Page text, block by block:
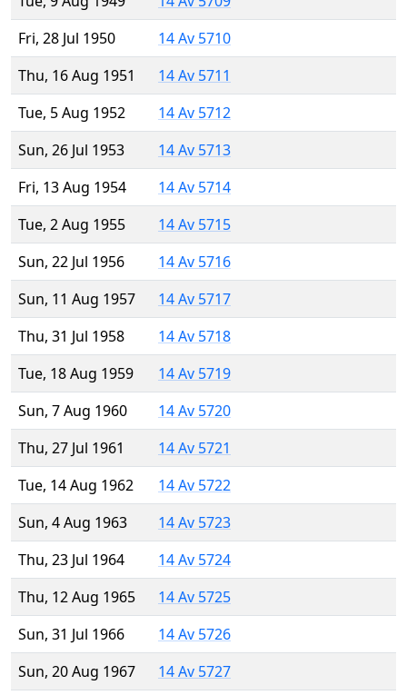
Fri, 28 Jul 1950
14 Av 5710
Thu, 16 Aug 1951
14 Av 5711
Tue, 5 Aug 1952
14 Av 5712
Sun, 26 Jul 1953
14 Av 5713
Fri, 13 Aug 1954
14 Av 5714
Tue, 2 Aug 1955
14 Av 5715
Sun, 22 Jul 1956
14 Av 5716
Sun, 11 Aug 1957
14 Av 5717
Thu, 31 Jul 1958
14 Av 5718
Tue, 18 Aug 1959
14 Av 5719
Sun, 7 Aug 1960
14 Av 5720
Thu, 27 Jul 1961
14 Av 5721
Tue, 14 Aug 1962
14 Av 5722
Sun, 4 Aug 1963
14 Av 5723
Thu, 23 Jul 1964
14 Av 5724
Thu, 12 Aug 1965
14 Av 5725
Sun, 31 Jul 1966
14 Av 5726
Sun, 20 Aug 1967
14 Av 5727